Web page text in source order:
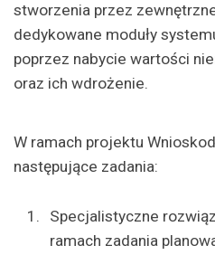
stworzenia przez
dedykowane moduły
poprzez nabycie wartości
oraz ich wdrożenie.
W ramach projektu
następujące zadania:
Specjalistyczne
ramach zadania